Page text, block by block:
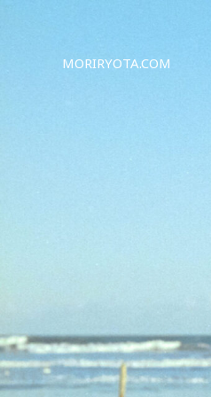
MORIRYOTA.COM